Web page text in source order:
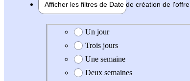
Afficher les filtres de Date de création de l'offre
Date de création de l'offre
Un jour
Trois jours
Une semaine
Deux semaines